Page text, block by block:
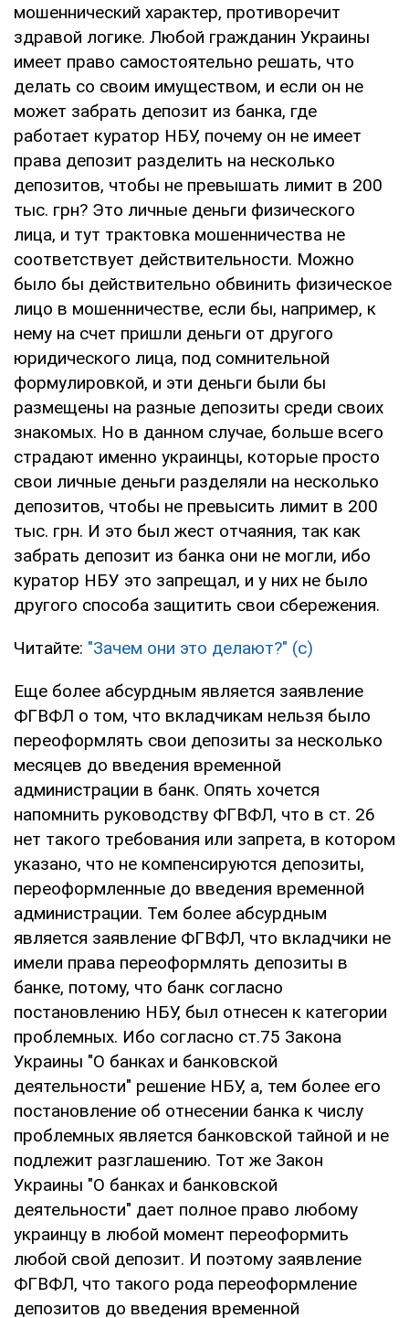
мошеннический характер, противоречит
здравой логике. Любой гражданин Украины
имеет право самостоятельно решать, что
делать со своим имуществом, и если он не
может забрать депозит из банка, где
работает куратор НБУ, почему он не имеет
права депозит разделить на несколько
депозитов, чтобы не превышать лимит в 200
тыс. грн? Это личные деньги физического
лица, и тут трактовка мошенничества не
соответствует действительности. Можно
было бы действительно обвинить физическое
лицо в мошенничестве, если бы, например, к
нему на счет пришли деньги от другого
юридического лица, под сомнительной
формулировкой, и эти деньги были бы
размещены на разные депозиты среди своих
знакомых. Но в данном случае, больше всего
страдают именно украинцы, которые просто
свои личные деньги разделяли на несколько
депозитов, чтобы не превысить лимит в 200
тыс. грн. И это был жест отчаяния, так как
забрать депозит из банка они не могли, ибо
куратор НБУ это запрещал, и у них не было
другого способа защитить свои сбережения.
Читайте: "Зачем они это делают?" (с)
Еще более абсурдным является заявление
ФГВФЛ о том, что вкладчикам нельзя было
переоформлять свои депозиты за несколько
месяцев до введения временной
администрации в банк. Опять хочется
напомнить руководству ФГВФЛ, что в ст. 26
нет такого требования или запрета, в котором
указано, что не компенсируются депозиты,
переоформленные до введения временной
администрации. Тем более абсурдным
является заявление ФГВФЛ, что вкладчики не
имели права переоформлять депозиты в
банке, потому, что банк согласно
постановлению НБУ, был отнесен к категории
проблемных. Ибо согласно ст.75 Закона
Украины "О банках и банковской
деятельности" решение НБУ, а, тем более его
постановление об отнесении банка к числу
проблемных является банковской тайной и не
подлежит разглашению. Тот же Закон
Украины "О банках и банковской
деятельности" дает полное право любому
украинцу в любой момент переоформить
любой свой депозит. И поэтому заявление
ФГВФЛ, что такого рода переоформление
депозитов до введения временной